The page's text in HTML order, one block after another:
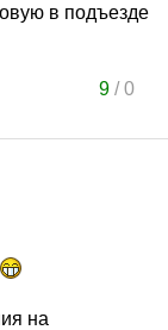
в подъезде
9/0
на